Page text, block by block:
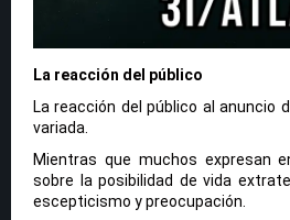
La reacción del público
La reacción del público al anuncio
variada.
Mientras que muchos expresan
sobre la posibilidad de vida
escepticismo y preocupación.